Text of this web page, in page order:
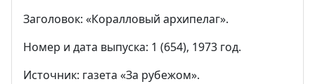
Заголовок: «Коралловый архипелаг».
Номер и дата выпуска: 1 (654), 1973 год.
Источник: газета «За рубежом».